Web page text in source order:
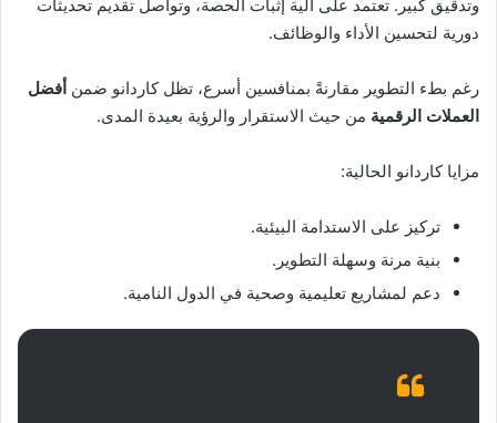
وتدقيق كبير. تعتمد على آلية إثبات الحصة، وتواصل تقديم تحديثات
دورية لتحسين الأداء والوظائف.
رغم بطء التطوير مقارنةً بمنافسين أسرع، تظل كاردانو ضمن أفضل
العملات الرقمية من حيث الاستقرار والرؤية بعيدة المدى.
مزايا كاردانو الحالية:
تركيز على الاستدامة البيئية.
بنية مرنة وسهلة التطوير.
دعم لمشاريع تعليمية وصحية في الدول النامية.